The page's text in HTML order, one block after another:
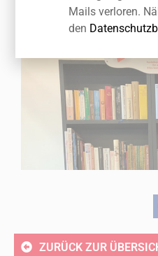
ZURÜCK ZUR
Mails verloren.
den